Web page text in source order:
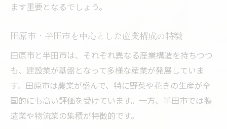
ます重要となるでしょう。
田原市・半田市を中心とした産業構成の特徴
田原市と半田市は、それぞれ異なる産業構造を持ちつつ
も、建設業が基盤となって多様な産業が発展していま
す。田原市は農業が盛んで、特に野菜や花きの生産が全
国的にも高い評価を受けています。一方、半田市では製
造業や物流業の集積が特徴的です。